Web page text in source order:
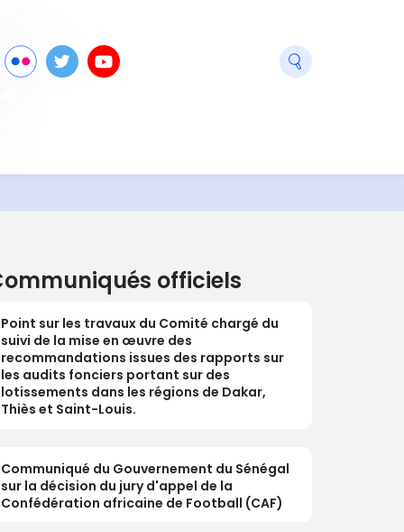
Flickr Twitter Youtube
officiels
Point sur les travaux du Comité chargé du
suivi de la mise en œuvre des
recommandations issues des rapports sur
les audits fonciers portant sur des
lotissements dans les régions de Dakar,
Thiès et Saint-Louis.
Communiqué du Gouvernement du Sénégal
sur la décision du jury d'appel de la
Confédération africaine de Football (CAF)